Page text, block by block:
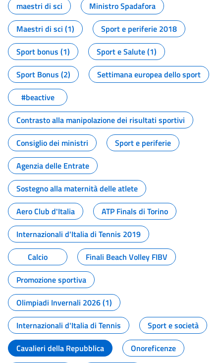
maestri di sci
Ministro Spadafora
Maestri di sci (1)
Sport e periferie 2018
Sport bonus (1)
Sport e Salute (1)
Sport Bonus (2)
Settimana europea dello sport
#beactive
Contrasto alla manipolazione dei risultati sportivi
Consiglio dei ministri
Sport e periferie
Agenzia delle Entrate
Sostegno alla maternità delle atlete
Aero Club d'Italia
ATP Finals di Torino
Internazionali d'Italia di Tennis 2019
Calcio
Finali Beach Volley FIBV
Promozione sportiva
Olimpiadi Invernali 2026 (1)
Internazionali d'Italia di Tennis
Sport e società
Cavalieri della Repubblica
Onoreficenze